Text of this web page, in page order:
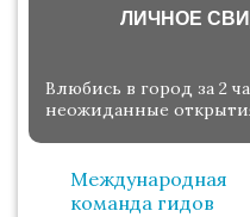
ЛИЧНОЕ
Влюбись в город за 2
неожиданные
Международная
команда гидов